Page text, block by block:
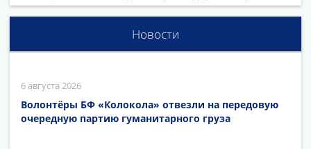
Новости
6 августа 2026
Волонтёры БФ «Колокола» отвезли на передовую
очередную партию гуманитарного груза